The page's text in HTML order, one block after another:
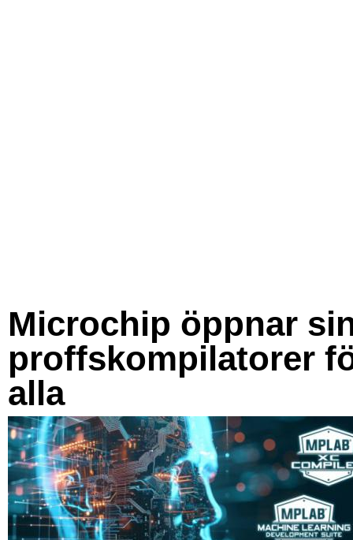
Microchip öppnar
proffskompilatorer
alla